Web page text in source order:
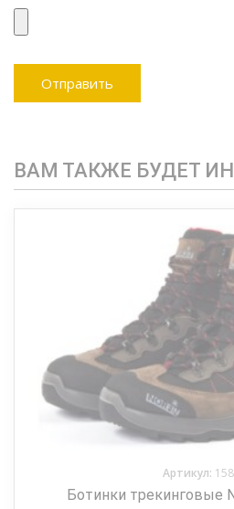
ВАМ ТАКЖЕ БУДЕТ
Артикул:
Ботинки трекинговые